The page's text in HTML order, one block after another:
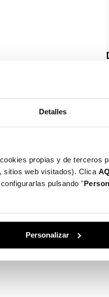
Detalles
propias y de terceros
sitios web visitados). Clica
configurarlas pulsando "
Personalizar
ou na ilha da Madeira.
ou Multibanco.